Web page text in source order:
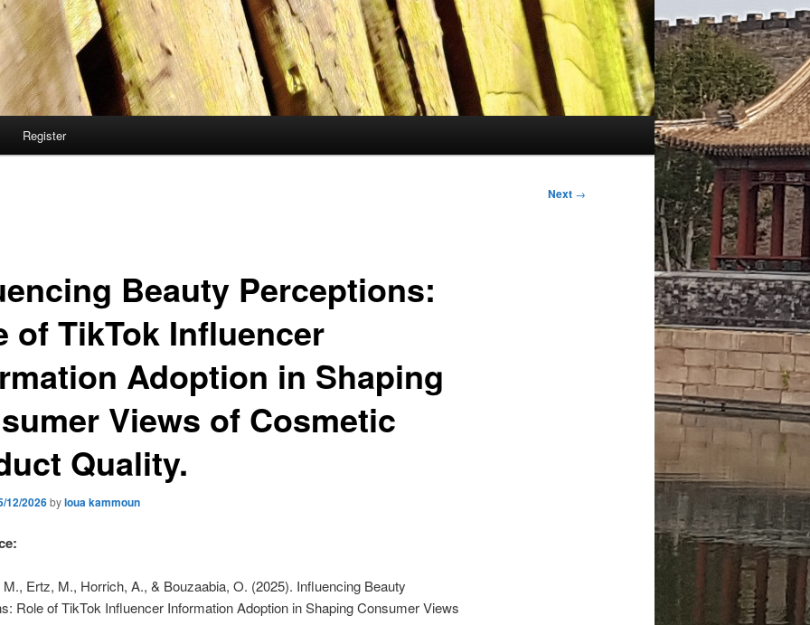
Register
Next →
Beauty Perceptions:
of TikTok Influencer
Adoption in Shaping
Views of Cosmetic
Quality.
12/2026byloua kammoun
M., Ertz, M., Horrich, A., & Bouzaabia, O. (2025). Influencing Beauty
Role of TikTok Influencer Information Adoption in Shaping Consumer Views